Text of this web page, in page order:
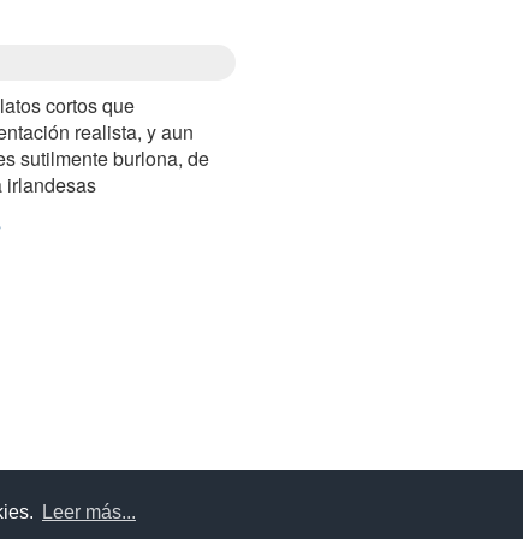
Leer más...
cortos que
realista, y aun
sutilmente burlona, de
irlandesas
Aviso legal